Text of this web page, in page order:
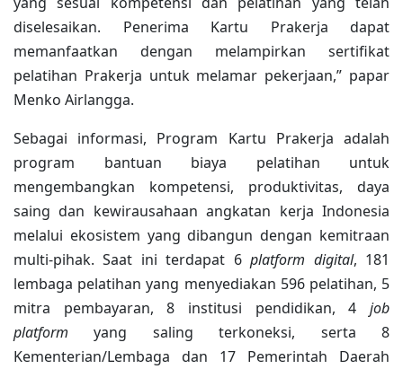
diselesaikan. Penerima Kartu Prakerja dapat
memanfaatkan dengan melampirkan sertifikat
pelatihan Prakerja untuk melamar pekerjaan,” papar
Menko Airlangga.
Sebagai informasi, Program Kartu Prakerja adalah
program bantuan biaya pelatihan untuk
mengembangkan kompetensi, produktivitas, daya
saing dan kewirausahaan angkatan kerja Indonesia
melalui ekosistem yang dibangun dengan kemitraan
multi-pihak. Saat ini terdapat 6platform digital, 181
lembaga pelatihan yang menyediakan 596 pelatihan, 5
mitra pembayaran, 8 institusi pendidikan, 4 job
platform yang saling terkoneksi, serta 8
Kementerian/Lembaga dan 17 Pemerintah Daerah